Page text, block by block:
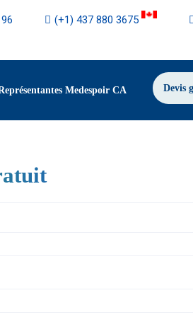
(+1) 437 880 3675
Medespoir CA Devis